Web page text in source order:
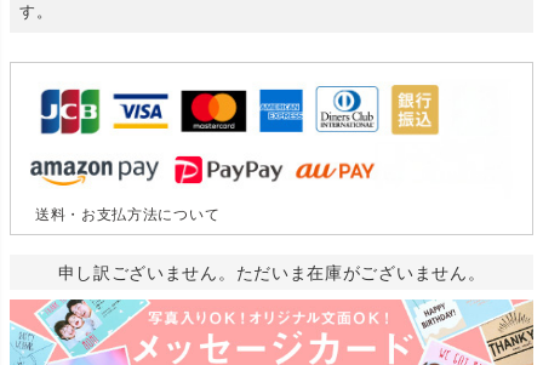
す。
送料・お支払方法について
申し訳ございません。ただいま在庫がございません。